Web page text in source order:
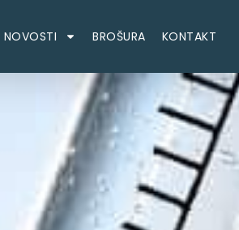
NOVOSTI BROŠURA KONTAKT